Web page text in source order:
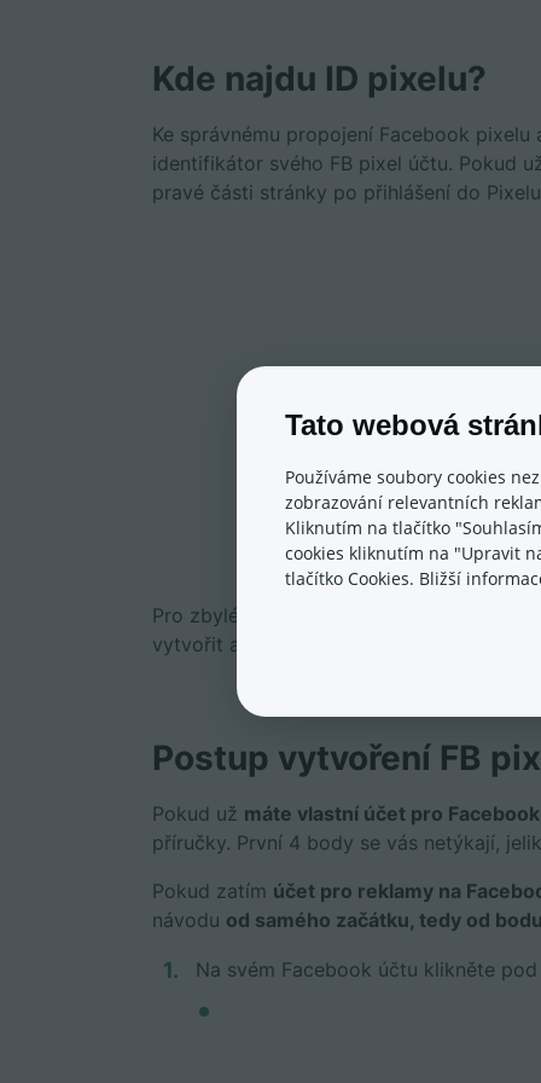
Kde najdu ID pixelu?
Ke správnému propojení Facebook
identifikátor svého FB pixel účtu. Pokud
pravé části stránky po přihlášení do
Pro zbylé, kteří zatím tento účet nemají,
vytvořit a kde jeho ID najít.
Postup vytvoření FB
Pokud už máte vlastní účet pro
příručky. První 4 body se vás netýkají,
Pokud zatím účet pro reklamy na
návodu od samého začátku, tedy od
Na svém Facebook účtu klikněte
Tato webová
Používáme soubory cookies
zobrazování relevantních
Kliknutím na tlačítko
cookies kliknutím na "Upravit
tlačítko Cookies. Bližší